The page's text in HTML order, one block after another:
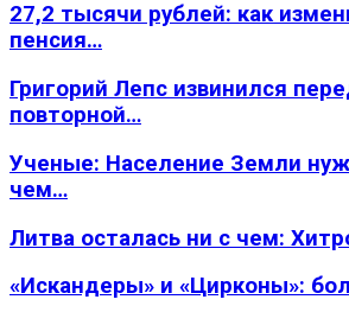
27,2 тысячи рублей: как
пенсия…
Григорий Лепс извинился
повторной…
Ученые: Население Земли
чем…
Литва осталась ни с чем:
«Искандеры» и «Цирконы»: